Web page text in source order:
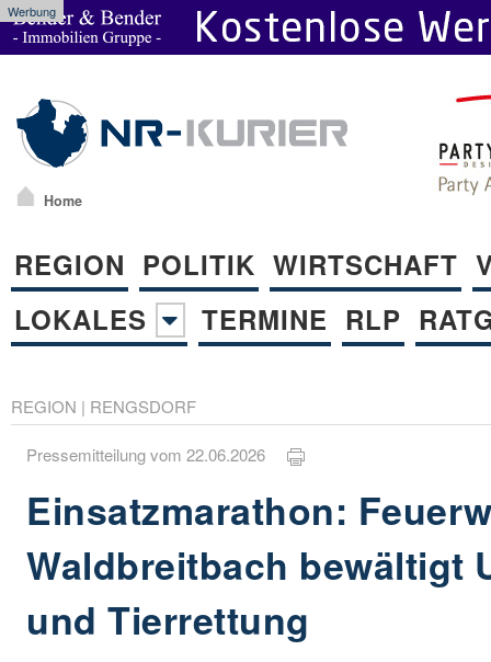
Werbung
Home
REGION POLITIK WIRTSCHAFT
LOKALES
TERMINE RLP
REGION | RENGSDORF
Pressemitteilung vom 22.06.2026
Einsatzmarathon:
Waldbreitbach bewältigt
und Tierrettung